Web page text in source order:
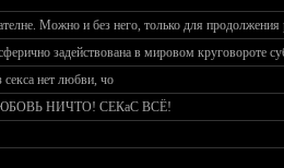
Можно и без него, только для продолжения
задействована в мировом круговороте
секса нет любви, чо
НИЧТО! СЕКаС ВСЁ!